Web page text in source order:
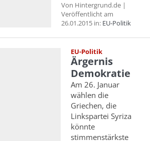
Von Hintergrund.de |
Veröffentlicht am
26.01.2015 in: EU-Politik
EU-Politik
Ärgernis
Demokratie
Am 26. Januar
wählen die
Griechen, die
Linkspartei Syriza
könnte
stimmenstärkste